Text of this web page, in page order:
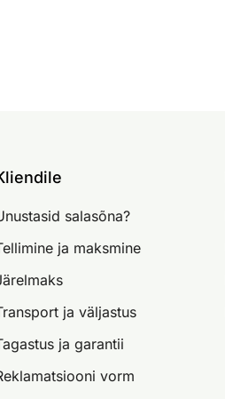
salasõna?
ja maksmine
ja väljastus
ja garantii
vorm